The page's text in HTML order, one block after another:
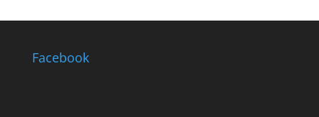
Facebook